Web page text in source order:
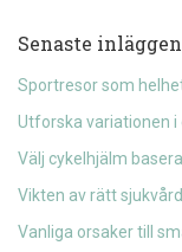
Senaste inläggen
Sportresor som
Utforska variationen
Välj cykelhjälm
Vikten av rätt
Vanliga orsaker till